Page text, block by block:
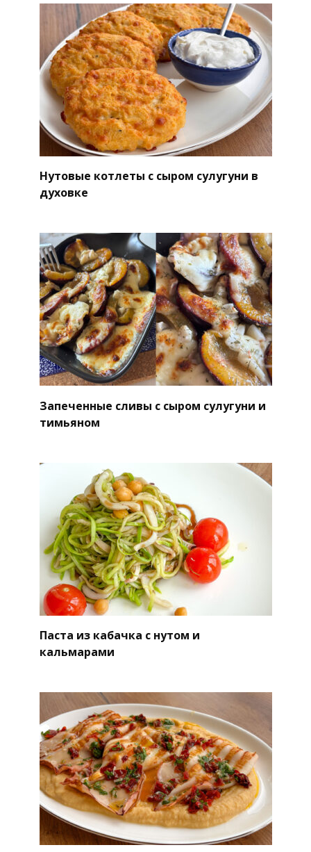
Нутовые котлеты с сыром сулугуни в
духовке
Запеченные сливы с сыром сулугуни и
тимьяном
Паста из кабачка с нутом и
кальмарами